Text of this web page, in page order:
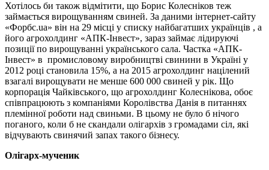
Хотілось би також відмітити, що Борис Колесніков теж
займається вирощуванням свиней. За даними інтернет-сайту
«Форбс.ua» він на 29 місці у списку найбагатших українців , а
його агрохолдинг «АПК-Інвест», зараз займає лідируючі
позиції по вирощуванні українського сала. Частка «АПК-
Інвест» в промисловому виробництві свинини в Україні у
2012 році становила 15%, а на 2015 агрохолдинг націлений
взагалі вирощувати не менше 600 000 свиней у рік. Що
корпорація Чайківського, що агрохолдинг Колеснікова, обоє
співпрацюють з компаніями Королівства Данія в питаннях
племінної роботи над свиньми. В цьому не було б нічого
поганого, коли б не скандали олігархів з громадами сіл, які
відчувають свинячий запах такого бізнесу.
Олігарх-мученик